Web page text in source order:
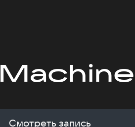
Смотреть запись